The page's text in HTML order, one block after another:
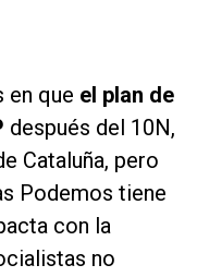
en que el plan de
después del 10N,
Cataluña, pero
Podemos tiene
con la
no